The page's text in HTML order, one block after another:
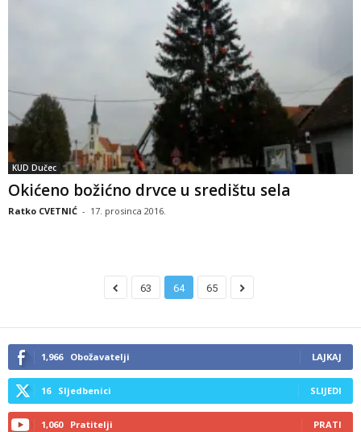
KUD Dučec
Okićeno božićno drvce u središtu sela
Ratko CVETNIĆ - 17. prosinca 2016.
63 64 65
1,966 Obožavatelji LAJKAJ
16 Sljedbenici SLIJEDI
1,060 Pratitelji PRATI